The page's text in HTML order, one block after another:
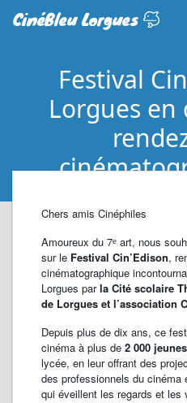
CinéBleu Lorgues
Festival
Lorgues en
Chers amis Cinéphiles
Amoureux du 7ᵉ art, nous
sur le Festival Cin’Edison,
cinématographique
Lorgues parla Cité scolaire
de Lorgues et l’association
Depuis plus de dix ans, ce
cinéma à plus de 2 000
lycée, en leur offrant des
des professionnels du cinéma
qui éveillent les regards et les